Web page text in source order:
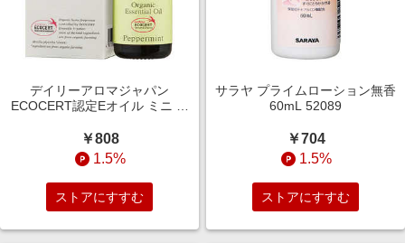
デイリーアロマジャパン
ECOCERT認定Eオイル ミニ ペ
ECOCERTニンテイEオイルミニ
ペハ
￥808
1.5%
ストアにすすむ
サラヤ プライムローション無香
60mL 52089
￥704
1.5%
ストアにすすむ